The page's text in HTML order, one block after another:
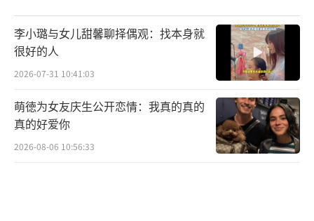
李小璐与女儿甜馨聊择偶观：找本身就
很好的人
2026-07-31 10:41:03
萌徳为女友庆生公开恋情：我真的真的
真的好爱你
2026-08-06 10:56:33